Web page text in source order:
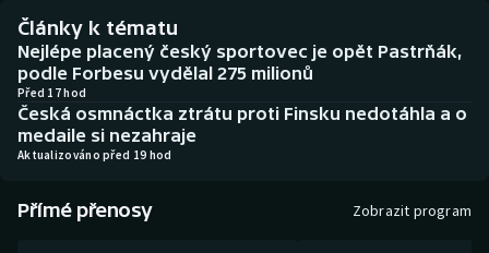
Basketbal
Biatlon
Boby a skeleton
Historické návraty
Aplikace ČT sport
AZ kvíz
Články k tématu
Nejlépe placený český sportovec je opět Pastrňák,
podle Forbesu vydělal 275 milionů
Před 17 hod
Česká osmnáctka ztrátu proti Finsku nedotáhla a o
medaile si nezahraje
Aktualizováno před 19 hod
Přímé přenosy Zobrazit program